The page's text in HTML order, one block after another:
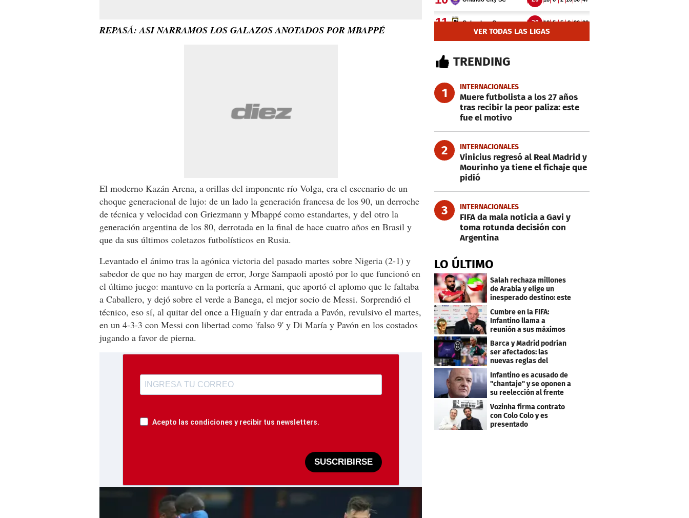
REPASÁ: ASI NARRAMOS LOS GALAZOS ANOTADOS POR MBAPPÉ
El moderno Kazán Arena, a orillas del imponente río Volga, era el escenario de un
choque generacional de lujo: de un lado la generación francesa de los 90, un derroche
de técnica y velocidad con Griezmann y Mbappé como estandartes, y del otro la
generación argentina de los 80, derrotada en la final de hace cuatro años en Brasil y
que da sus últimos coletazos futbolísticos en Rusia.
Levantado el ánimo tras la agónica victoria del pasado martes sobre Nigeria (2-1) y
sabedor de que no hay margen de error, Jorge Sampaoli apostó por lo que funcionó en
el último juego: mantuvo en la portería a Armani, que aportó el aplomo que le faltaba
a Caballero, y dejó sobre el verde a Banega, el mejor socio de Messi. Sorprendió el
técnico, eso sí, al quitar del once a Higuaín y dar entrada a Pavón, revulsivo el martes,
en un 4-3-3 con Messi con libertad como 'falso 9' y Di María y Pavón en los costados
jugando a favor de pierna.
Acepto las condiciones y recibir tus newsletters.
SUSCRIBIRSE
VER TODAS LAS LIGAS
TRENDING
1 INTERNACIONALES
Muere futbolista a los 27 años
tras recibir la peor paliza: este
fue el motivo
2 INTERNACIONALES
Vinicius regresó al Real Madrid y
Mourinho ya tiene el fichaje que
pidió
3 INTERNACIONALES
FIFA da mala noticia a Gavi y
toma rotunda decisión con
Argentina
LO ÚLTIMO
Salah rechaza millones
de Arabia y elige un
inesperado destino: este
será su club
Cumbre en la FIFA:
Infantino llama a
reunión a sus máximos
Barca y Madrid podrían
ser afectados: las
nuevas reglas del
arbitraje en LaLiga
Infantino es acusado de
"chantaje" y se oponen a
su reelección al frente
de la FIFA
Vozinha firma contrato
con Colo Colo y es
presentado